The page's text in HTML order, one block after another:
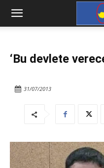
‘Bu devlete
31/07/2013